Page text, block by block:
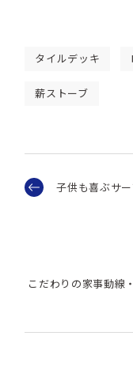
タイルデッキ
薪ストーブ
子供も喜ぶサ
こだわりの家事動線